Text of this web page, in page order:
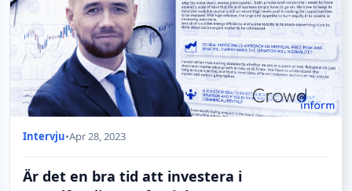
Intervju•Apr 28, 2023
Är det en bra tid att investera i